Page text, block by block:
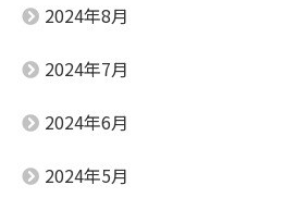
2024年8月
2024年7月
2024年6月
2024年5月